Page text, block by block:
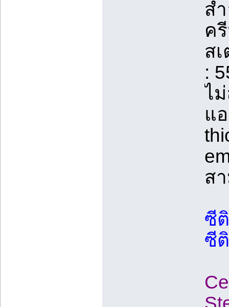
ส
ค
ส
:
ไ
แ
ส
ซี
ซี